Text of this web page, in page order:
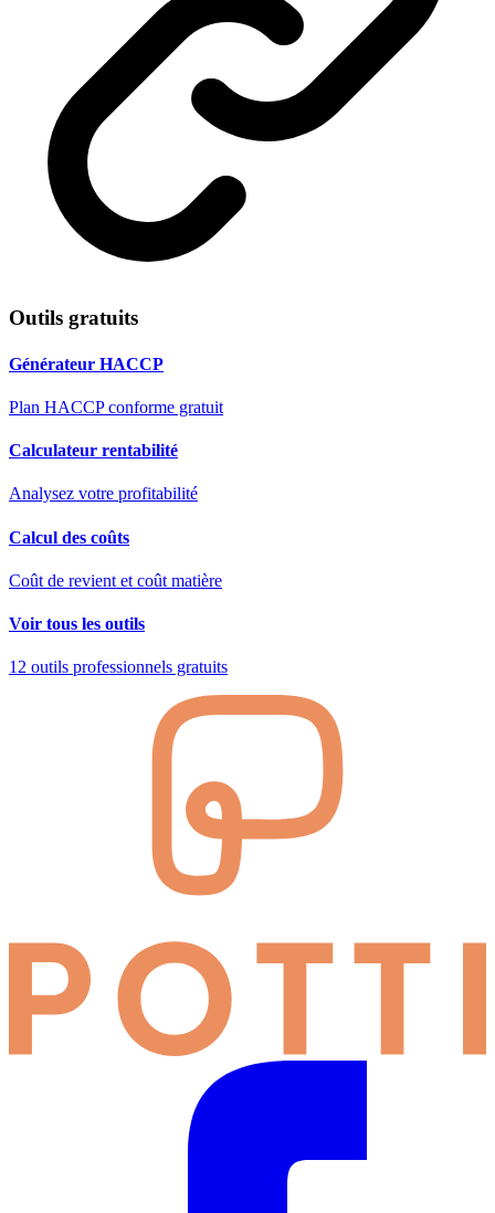
Outils gratuits
Générateur HACCP
Plan HACCP conforme gratuit
Calculateur rentabilité
Analysez votre profitabilité
Calcul des coûts
Coût de revient et coût matière
Voir tous les outils
12 outils professionnels gratuits